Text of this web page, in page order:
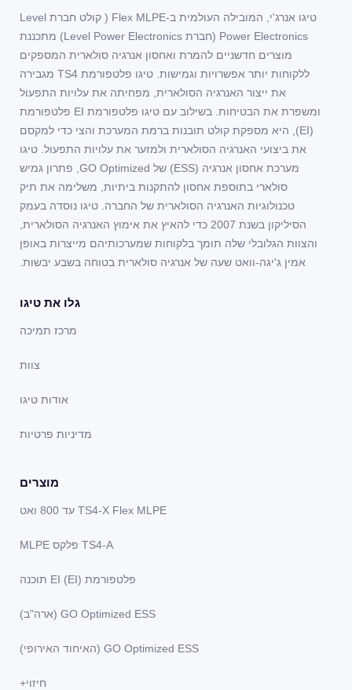
טיגו אנרג'י, המובילה העולמית ב-Flex MLPE ( קולט חברת Level
Power Electronics (חברת Level Power Electronics) מתכננת
מוצרים חדשניים להמרת ואחסון אנרגיה סולארית המספקים
ללקוחות יותר אפשרויות וגמישות. טיגו פלטפורמת TS4 מגבירה
את ייצור האנרגיה הסולארית, מפחיתה את עלויות התפעול
ומשפרת את הבטיחות. בשילוב עם טיגו פלטפורמת EI פלטפורמת
(EI), היא מספקת קולט תובנות ברמת המערכת והצי כדי למקסם
את ביצועי האנרגיה הסולארית ולמזער את עלויות התפעול. טיגו
מערכת אחסון אנרגיה (ESS) של GO Optimized, פתרון גמיש
סולארי בתוספת אחסון להתקנות ביתיות, משלימה את תיק
טכנולוגיות האנרגיה הסולארית של החברה. טיגו נוסדה בעמק
הסיליקון בשנת 2007 כדי להאיץ את אימוץ האנרגיה הסולארית,
והצוות הגלובלי שלה תומך בלקוחות שמערכותיהם מייצרות באופן
אמין ג'יגה-וואט שעה של אנרגיה סולארית בטוחה בשבע יבשות.
גלו את טיגו
מרכז תמיכה
צוות
אודות טיגו
מדיניות פרטיות
מוצרים
TS4-X Flex MLPE עד 800 ואט
TS4-A פלקס MLPE
פלטפורמת EI (EI) תוכנה
GO Optimized ESS (ארה"ב)
GO Optimized ESS (האיחוד האירופי)
חיזוי+